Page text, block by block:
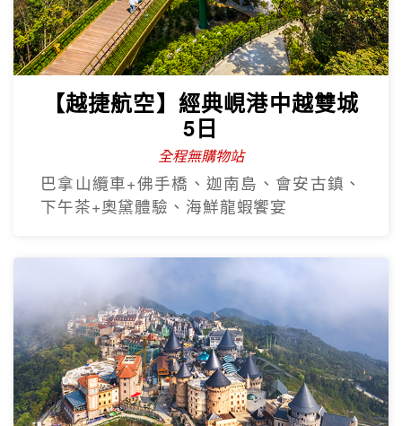
【越捷航空】經典峴港中越雙城
5日
全程無購物站
巴拿山纜車+佛手橋、迦南島、會安古鎮、
下午茶+奧黛體驗、海鮮龍蝦饗宴